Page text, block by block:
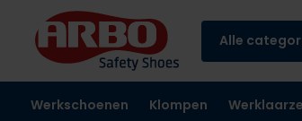
Alle
Werkschoenen Klompen